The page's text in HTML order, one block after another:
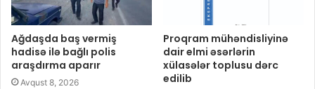
Ağdaşda baş vermiş
hadisə ilə bağlı polis
araşdırma aparır
Avqust 8, 2026
Proqram mühəndisliyinə
dair elmi əsərlərin
xülasələr toplusu dərc
edilib